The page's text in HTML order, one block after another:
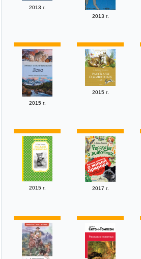
2013 г.
2013 г.
2015 г.
2015 г.
2015 г. 2017 г.